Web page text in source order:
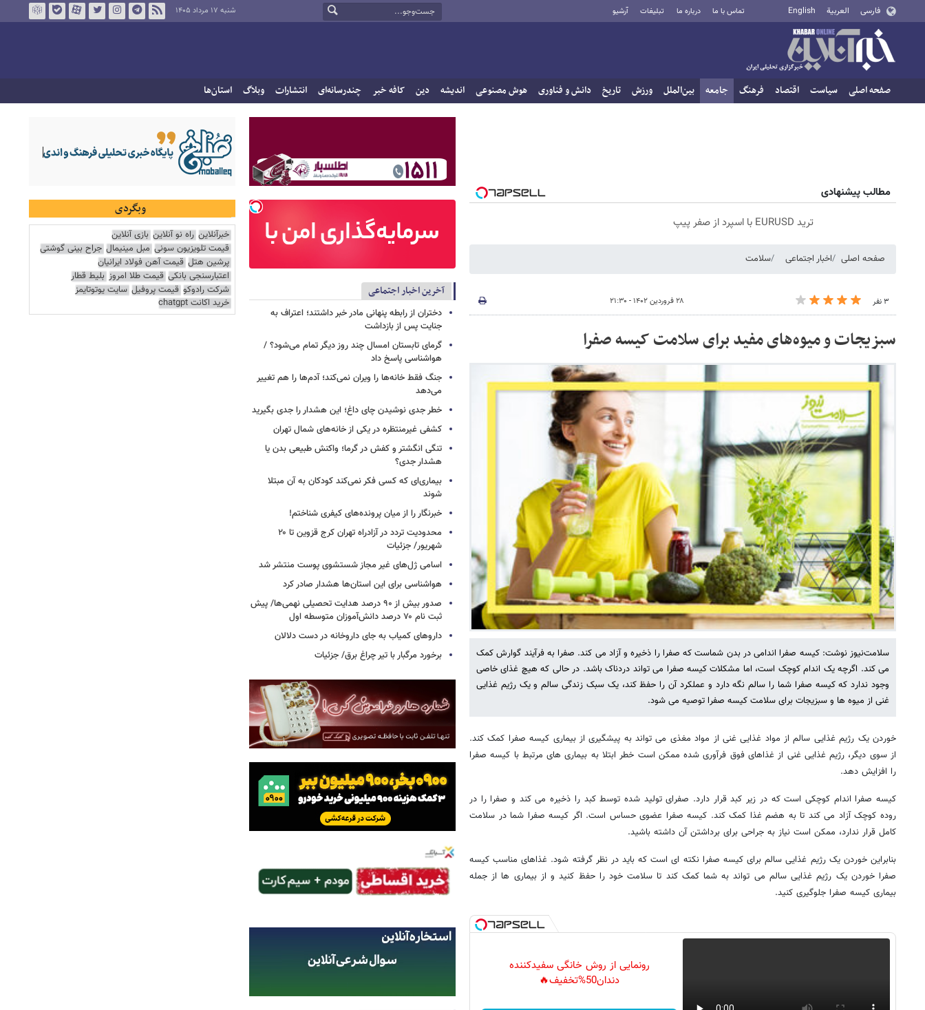
فارسی العربية English تماس با ما درباره ما تبلیغات آرشیو شنبه ۱۷ مرداد ۱۴۰۵
صفحه اصلی سیاست اقتصاد فرهنگ جامعه بین‌الملل ورزش تاریخ دانش و فناوری هوش مصنوعی اندیشه دین کافه خبر چندرسانه‌ای انتشارات وبلاگ استان‌ها
مطالب پیشنهادی
ترید EURUSD با اسپرد از صفر پیپ
صفحه اصلی اخبار اجتماعی سلامت
۳ نفر ۲۸ فروردین ۱۴۰۲ - ۲۱:۳۰
سبزیجات و میوه‌های مفید برای سلامت کیسه صفرا
سلامت‌نیوز نوشت: کیسه صفرا اندامی در بدن شماست که صفرا را ذخیره و آزاد می کند. صفرا به فرآیند گوارش کمک
می کند. اگرچه یک اندام کوچک است، اما مشکلات کیسه صفرا می تواند دردناک باشد. در حالی که هیچ غذای خاصی
وجود ندارد که کیسه صفرا شما را سالم نگه دارد و عملکرد آن را حفظ کند، یک سبک زندگی سالم و یک رژیم غذایی
غنی از میوه ها و سبزیجات برای سلامت کیسه صفرا توصیه می شود.
خوردن یک رژیم غذایی سالم از مواد غذایی غنی از مواد مغذی می تواند به پیشگیری از بیماری کیسه صفرا کمک کند.
از سوی دیگر، رژیم غذایی غنی از غذاهای فوق فرآوری شده ممکن است خطر ابتلا به بیماری های مرتبط با کیسه صفرا
را افزایش دهد.
کیسه صفرا اندام کوچکی است که در زیر کبد قرار دارد. صفرای تولید شده توسط کبد را ذخیره می کند و صفرا را در
روده کوچک آزاد می کند تا به هضم غذا کمک کند. کیسه صفرا عضوی حساس است. اگر کیسه صفرا شما در سلامت
کامل قرار ندارد، ممکن است نیاز به جراحی برای برداشتن آن داشته باشید.
بنابراین خوردن یک رژیم غذایی سالم برای کیسه صفرا نکته ای است که باید در نظر گرفته شود. غذاهای مناسب کیسه
صفرا خوردن یک رژیم غذایی سالم می تواند به شما کمک کند تا سلامت خود را حفظ کنید و از بیماری ها از جمله
بیماری کیسه صفرا جلوگیری کنید.
رونمایی از روش خانگی سفیدکننده
دندان50%تخفیف🔥
آخرین اخبار اجتماعی
دختران از رابطه پنهانی مادر خبر داشتند؛ اعتراف به
جنایت پس از بازداشت
گرمای تابستان امسال چند روز دیگر تمام می‌شود؟ /
هواشناسی پاسخ داد
جنگ فقط خانه‌ها را ویران نمی‌کند؛ آدم‌ها را هم تغییر
می‌دهد
خطر جدی نوشیدن چای داغ؛ این هشدار را جدی بگیرید
کشفی غیرمنتظره در یکی از خانه‌های شمال تهران
تنگی انگشتر و کفش در گرما؛ واکنش طبیعی بدن یا
هشدار جدی؟
بیماری‌ای که کسی فکر نمی‌کند کودکان به آن مبتلا
شوند
خبرنگار را از میان پرونده‌های کیفری شناختم!
محدودیت تردد در آزادراه تهران کرج قزوین تا ۲۰
شهریور/ جزئیات
اسامی ژل‌های غیر مجاز شستشوی پوست منتشر شد
هواشناسی برای این استان‌ها هشدار صادر کرد
صدور بیش از ۹۰ درصد هدایت تحصیلی نهمی‌ها/ پیش
ثبت نام ۷۰ درصد دانش‌آموزان متوسطه اول
داروهای کمیاب به جای داروخانه در دست دلالان
برخورد مرگبار با تیر چراغ برق/ جزئیات
وبگردی
خبرآنلاین راه نو آنلاین بازی آنلاین
قیمت تلویزیون سونی مبل مینیمال جراح بینی گوشتی
پرشین هتل قیمت آهن فولاد ایرانیان
اعتبارسنجی بانکی قیمت طلا امروز بلیط قطار
شرکت رادوکو قیمت پروفیل سایت یوتوتایمز
خرید اکانت chatgpt